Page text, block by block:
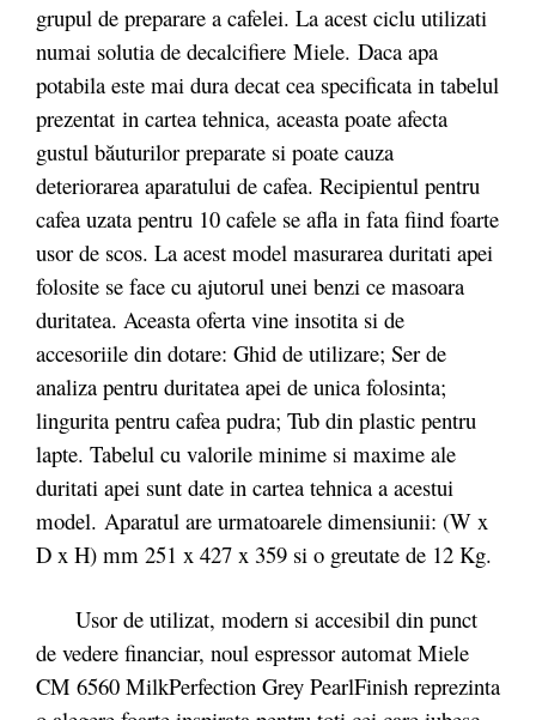
grupul de preparare a cafelei. La acest ciclu utilizati
numai solutia de decalcifiere Miele. Daca apa
potabila este mai dura decat cea specificata in tabelul
prezentat in cartea tehnica, aceasta poate afecta
gustul băuturilor preparate si poate cauza
deteriorarea aparatului de cafea. Recipientul pentru
cafea uzata pentru 10 cafele se afla in fata fiind foarte
usor de scos. La acest model masurarea duritati apei
folosite se face cu ajutorul unei benzi ce masoara
duritatea. Aceasta oferta vine insotita si de
accesoriile din dotare: Ghid de utilizare; Ser de
analiza pentru duritatea apei de unica folosinta;
lingurita pentru cafea pudra; Tub din plastic pentru
lapte. Tabelul cu valorile minime si maxime ale
duritati apei sunt date in cartea tehnica a acestui
model. Aparatul are urmatoarele dimensiunii: (W x
D x H) mm 251 x 427 x 359 si o greutate de 12 Kg.
Usor de utilizat, modern si accesibil din punct
de vedere financiar, noul espressor automat Miele
CM 6560 MilkPerfection Grey PearlFinish reprezinta